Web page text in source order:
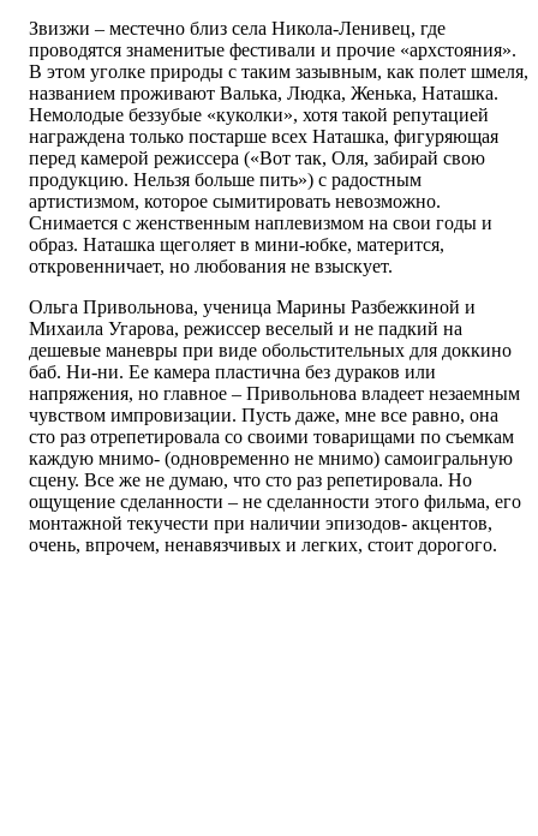
Звизжи – местечно близ села Никола-Ленивец, где
проводятся знаменитые фестивали и прочие «архстояния».
В этом уголке природы с таким зазывным, как полет шмеля,
названием проживают Валька, Людка, Женька, Наташка.
Немолодые беззубые «куколки», хотя такой репутацией
награждена только постарше всех Наташка, фигуряющая
перед камерой режиссера («Вот так, Оля, забирай свою
продукцию. Нельзя больше пить») с радостным
артистизмом, которое сымитировать невозможно.
Снимается с женственным наплевизмом на свои годы и
образ. Наташка щеголяет в мини-юбке, матерится,
откровенничает, но любования не взыскует.
Ольга Привольнова, ученица Марины Разбежкиной и
Михаила Угарова, режиссер веселый и не падкий на
дешевые маневры при виде обольстительных для доккино
баб. Ни-ни. Ее камера пластична без дураков или
напряжения, но главное – Привольнова владеет незаемным
чувством импровизации. Пусть даже, мне все равно, она
сто раз отрепетировала со своими товарищами по съемкам
каждую мнимо- (одновременно не мнимо) самоигральную
сцену. Все же не думаю, что сто раз репетировала. Но
ощущение сделанности – не сделанности этого фильма, его
монтажной текучести при наличии эпизодов- акцентов,
очень, впрочем, ненавязчивых и легких, стоит дорогого.